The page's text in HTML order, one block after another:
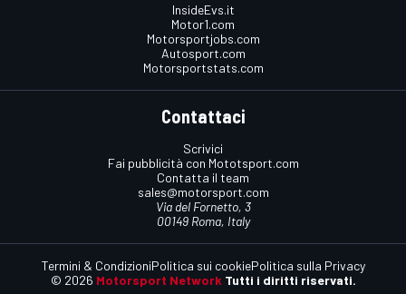
InsideEvs.it
Motor1.com
Motorsportjobs.com
Autosport.com
Motorsportstats.com
Contattaci
Scrivici
Fai pubblicità con Mototsport.com
Contatta il team
sales@motorsport.com
Via del Fornetto, 3
00149 Roma, Italy
© 2026 Motorsport Network Tutti i diritti riservati.
Termini & CondizioniPolitica sui cookiePolitica sulla Privacy